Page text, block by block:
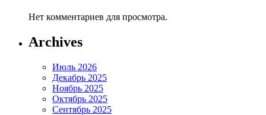
Нет комментариев для просмотра.
Archives
Июль 2026
Декабрь 2025
Ноябрь 2025
Октябрь 2025
Сентябрь 2025